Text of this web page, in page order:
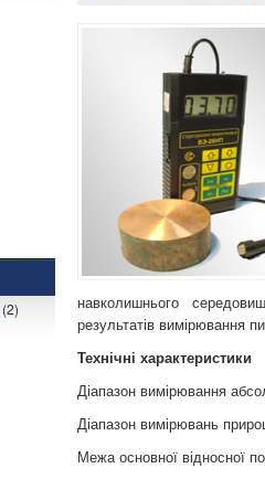
(2)
навколишнього
результатів вимірювання
Технічні характеристики
Діапазон вимірювання
Діапазон вимірювань
Межа основної відносної